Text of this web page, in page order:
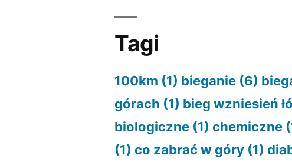
Tagi
100km (1) bieganie (6)
górach (1) bieg wzniesień
biologiczne (1) chemiczne
(1) co zabrać w góry (1)